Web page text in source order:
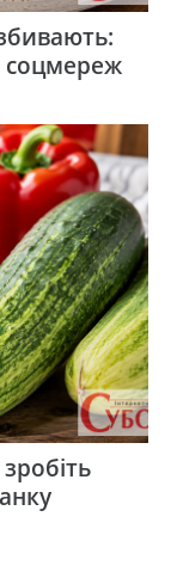
соцмереж